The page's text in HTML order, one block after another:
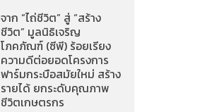
จาก “ไถ่ชีวิต” สู่ “สร้าง
ชีวิต” มูลนิธิเจริญ
โภคภัณฑ์ (ซีพี) ร้อยเรียง
ความดีต่อยอดโครงการ
ฟาร์มกระบือสมัยใหม่ สร้าง
รายได้ ยกระดับคุณภาพ
ชีวิตเกษตรกร